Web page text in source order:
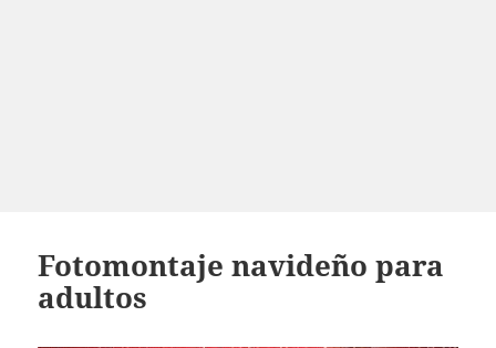
Fotomontaje navideño para
adultos